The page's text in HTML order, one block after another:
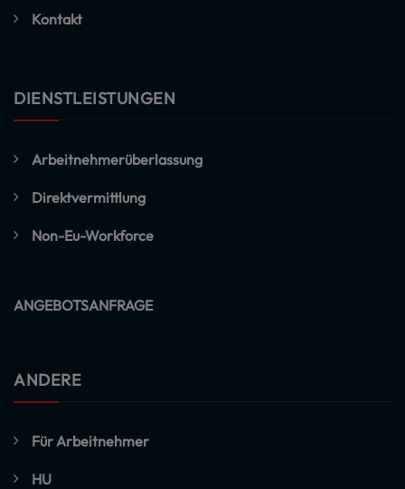
Kontakt
DIENSTLEISTUNGEN
Arbeitnehmerüberlassung
Direktvermittlung
Non-Eu-Workforce
ANGEBOTSANFRAGE
ANDERE
Für Arbeitnehmer
HU